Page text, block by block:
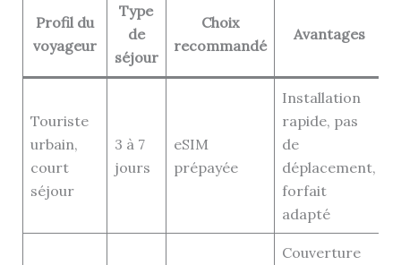
Profil du
voyageur
Type
de
séjour
Choix
recommandé
Avantages
Touriste
urbain,
court
séjour
3 à 7
jours
eSIM
prépayée
Installation
rapide, pas
de
déplacement,
forfait
adapté
Couverture